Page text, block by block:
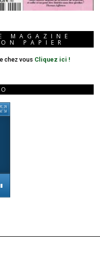
MAGAZINE
PAPIER
chez vous Cliquez ici !